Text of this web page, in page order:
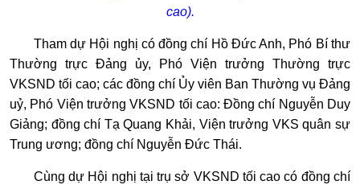
cao).
Tham dự Hội nghị có đồng chí Hồ Đức Anh, Phó Bí thư
Thường trực Đảng ủy, Phó Viện trưởng Thường trực
VKSND tối cao; các đồng chí Ủy viên Ban Thường vụ Đảng
uỷ, Phó Viện trưởng VKSND tối cao: Đồng chí Nguyễn Duy
Giảng; đồng chí Tạ Quang Khải, Viện trưởng VKS quân sự
Trung ương; đồng chí Nguyễn Đức Thái.
Cùng dự Hội nghị tại trụ sở VKSND tối cao có đồng chí